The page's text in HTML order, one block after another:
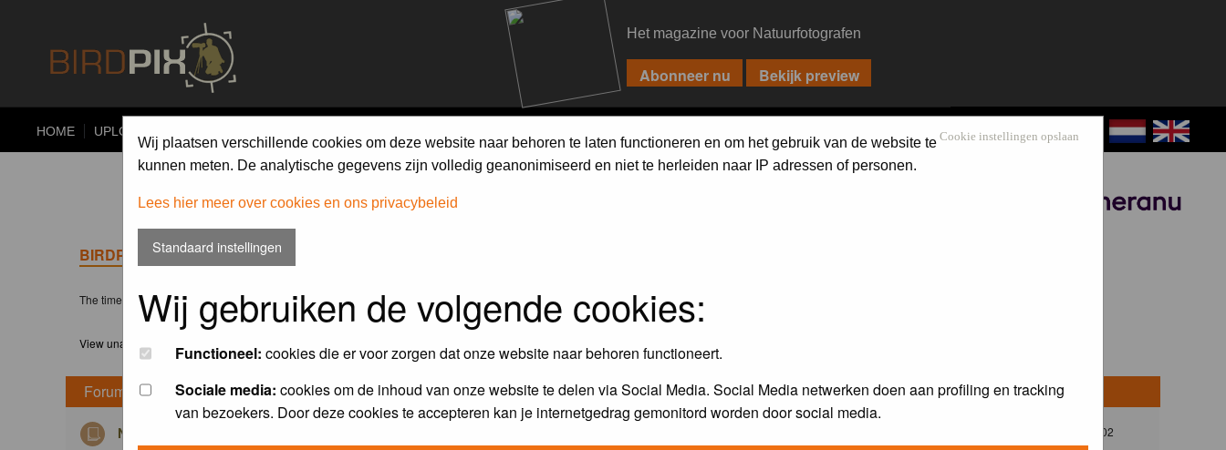
Het magazine voor Natuurfotografen
HOME UPLOAD Cookie instellingen opslaan
Wij plaatsen verschillende cookies om deze website naar behoren te laten functioneren en om het gebruik van de website te
kunnen meten. De analytische gegevens zijn volledig geanonimiseerd en niet te herleiden naar IP adressen of personen.
Lees hier meer over cookies en ons privacybeleid
Standaard instellingen
Wij gebruiken de volgende cookies:
Functioneel: cookies die er voor zorgen dat onze website naar behoren functioneert.
Sociale media: cookies om de inhoud van onze website te delen via Social Media. Social Media netwerken doen aan profiling en tracking
van bezoekers. Door deze cookies te accepteren kan je internetgedrag gemonitord worden door social media.
BIRDPIX.NL FORUM INDEX
The time now is Sat 08 Aug 2026, 2:48
View unanswered posts
Forum Topics Posts Last Post
Nieuws
Mon 30 Dec 2024, 21:02